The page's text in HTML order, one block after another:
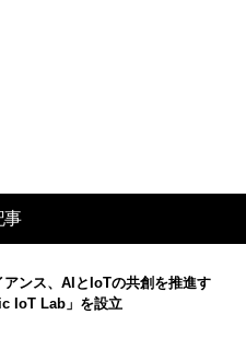
事
アンス、AIとIoTの共創を推進す
IoT Lab」を設立